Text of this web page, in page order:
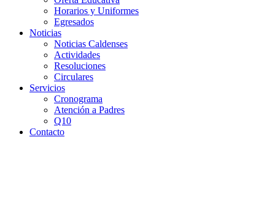
Horarios y Uniformes
Egresados
Noticias
Noticias Caldenses
Actividades
Resoluciones
Circulares
Servicios
Cronograma
Atención a Padres
Q10
Contacto